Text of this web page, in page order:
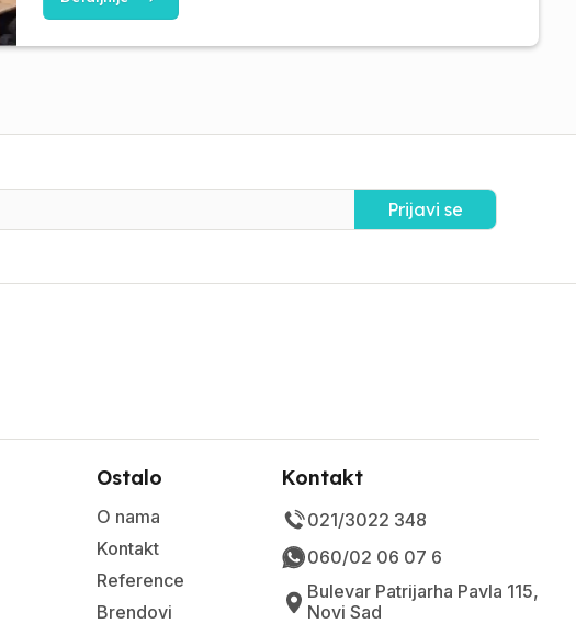
Prijavi se
Ostalo
O nama
Kontakt
Reference
Brendovi
Kontakt
021/3022 348
060/02 06 07 6
Bulevar Patrijarha Pavla 115,
Novi Sad